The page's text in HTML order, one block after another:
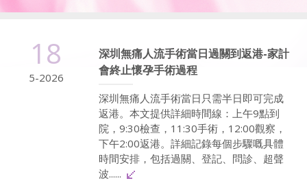
18
5-2026
深圳無痛人流手術當日過關到返港-家計
會終止懷孕手術過程
深圳無痛人流手術當日只需半日即可完成
返港。本文提供詳細時間線：上午9點到
院，9:30檢查，11:30手術，12:00觀察，
下午2:00返港。詳細記錄每個步驟嘅具體
時間安排，包括過關、登記、問診、超聲
波......